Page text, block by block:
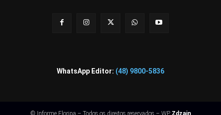
WhatsApp Editor: (48) 9800-5836
© Informe Floripa – Todos os direitos reservados – WP Zdzain